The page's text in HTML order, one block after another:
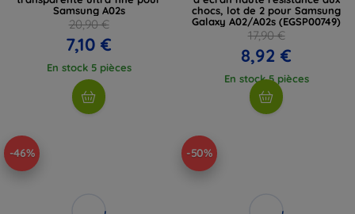
Samsung A02s
20,90 €
7,10 €
En stock 5 pièces
chocs, lot de 2 pour Samsung
Galaxy A02/A02s (EGSP00749)
17,90 €
8,92 €
En stock 5 pièces
-46% -50%